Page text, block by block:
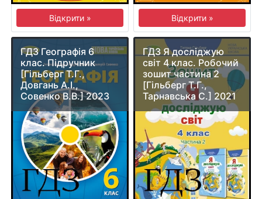
Відкрити » Відкрити »
ГДЗ Географія 6
клас. Підручник
[Гільберг Т.Г.,
Довгань А.І.,
Совенко В.В.] 2023
ГДЗ Я досліджую
світ 4 клас. Робочий
зошит частина 2
[Гільберг Т.Г.,
Тарнавська С.] 2021